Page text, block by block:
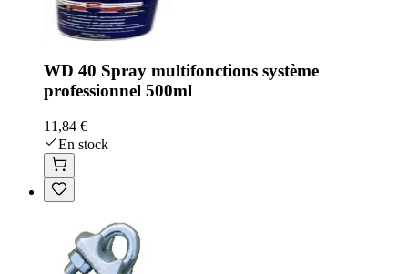
WD 40 Spray multifonctions système
professionnel 500ml
11,84 €
En stock